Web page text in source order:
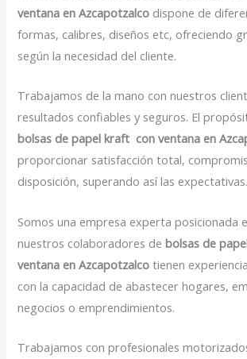
ventana en Azcapotzalco dispone de
formas, calibres, diseños etc, ofreciendo
según la necesidad del cliente.
Trabajamos de la mano con nuestros
resultados confiables y seguros. El
bolsas de papel kraft con ventana en
proporcionar satisfacción total,
disposición, superando así las expectativas.
Somos una empresa experta posicionada
nuestros colaboradores debolsas de
ventana en Azcapotzalcotienen
con la capacidad de abastecer hogares,
negocios o emprendimientos.
Trabajamos con profesionales